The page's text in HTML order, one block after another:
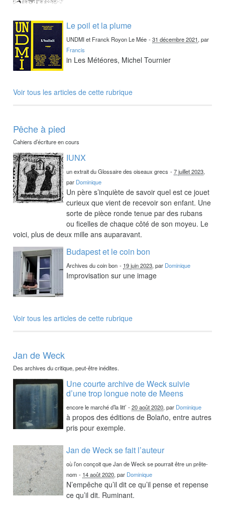
Le poil et la plume
UNDMI et Franck Royon Le Mée -31 décembre 2021, par
Francis
in Les Météores, Michel Tournier
Voir tous les articles de cette rubrique
Pêche à pied
Cahiers d’écriture en cours
IUNX
un extrait du Glossaire des oiseaux grecs -7 juillet 2023,
par Dominique
Un père s’inquiète de savoir quel est ce jouet
curieux que vient de recevoir son enfant. Une
sorte de pièce ronde tenue par des rubans
ou ficelles de chaque côté de son moyeu. Le
voici, plus de deux mille ans auparavant.
Budapest et le coin bon
Archives du coin bon - 19 juin 2023, par Dominique
Improvisation sur une image
Voir tous les articles de cette rubrique
Jan de Weck
Des archives du critique, peut-être inédites.
Une courte archive de Weck suivie
d’une trop longue note de Meens
encore le marché d’la litt’ -20 août 2020, par Dominique
à propos des éditions de Bolaño, entre autres
pris pour exemple.
Jan de Weck se fait l’auteur
où l’on conçoit que Jan de Weck se pourrait être un prête-
nom - 14 août 2020, par Dominique
N’empêche qu’il dit ce qu’il pense et repense
ce qu’il dit. Ruminant.